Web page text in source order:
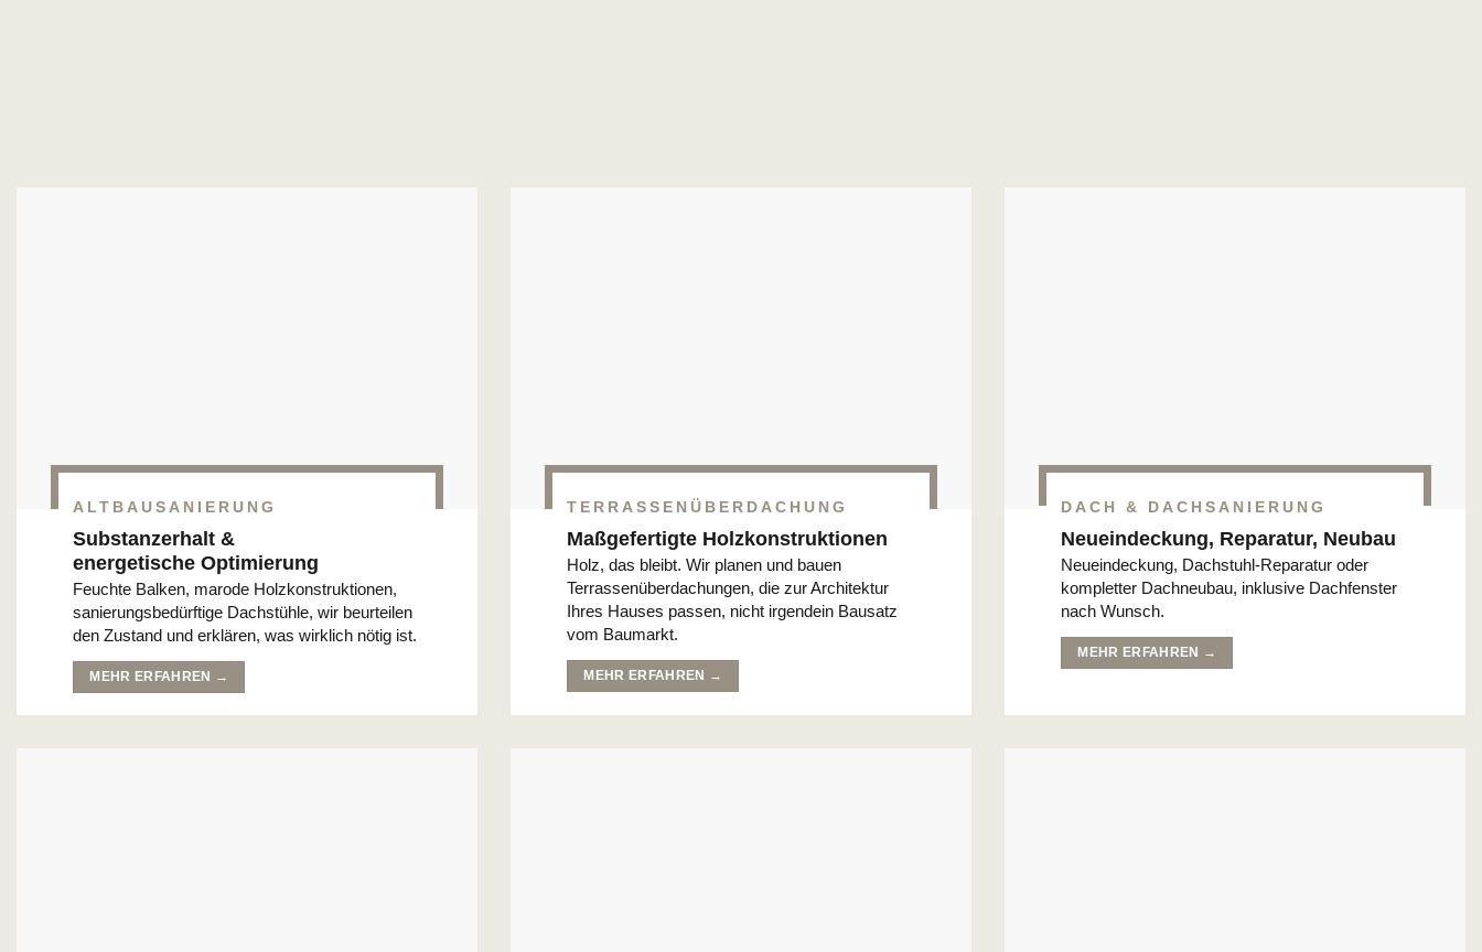
ALTBAUSANIERUNG
Substanzerhalt &
energetische Optimierung
Feuchte Balken, marode Holz­konstruktionen,
sanierungs­bedürftige Dachstühle, wir beurteilen
den Zustand und erklären, was wirklich nötig ist.
MEHR ERFAHREN →
TERRASSENÜBERDACHUNG
Maßgefertigte Holzkonstruktionen
Holz, das bleibt. Wir planen und bauen
Terrassenüberdachungen, die zur Architektur
Ihres Hauses passen, nicht irgendein Bausatz
vom Baumarkt.
MEHR ERFAHREN →
DACH & DACHSANIERUNG
Neueindeckung, Reparatur, Neubau
Neueindeckung, Dachstuhl-Reparatur oder
kompletter Dachneubau, inklusive Dachfenster
nach Wunsch.
MEHR ERFAHREN →